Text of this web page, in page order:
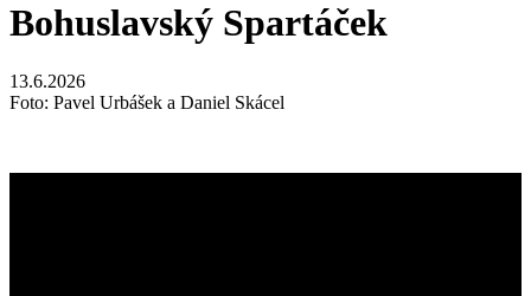
Bohuslavský Spartáček
13.6.2026
Foto: Pavel Urbášek a Daniel Skácel